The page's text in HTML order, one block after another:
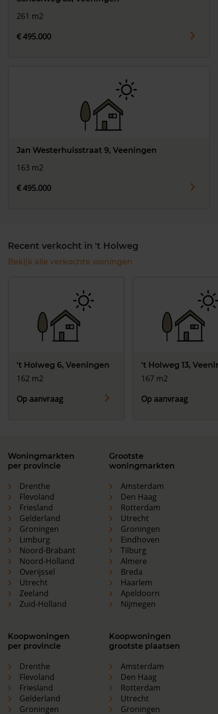
261 m2
€ 495.000
Jan Westerhuisstraat 9, Veeningen
163 m2
€ 495.000
Recent verkocht in 't Holweg
Bekijk alle verkochte woningen
't Holweg 6, Veeningen
162 m2
Op aanvraag
't Holweg 13,
167 m2
Op aanvraag
Woningmarkten
per provincie
Drenthe
Flevoland
Friesland
Gelderland
Groningen
Limburg
Noord-Brabant
Noord-Holland
Overijssel
Utrecht
Zeeland
Zuid-Holland
Grootste
woningmarkten
Amsterdam
Den Haag
Rotterdam
Utrecht
Groningen
Eindhoven
Tilburg
Almere
Breda
Haarlem
Apeldoorn
Nijmegen
Koopwoningen
per provincie
Drenthe
Flevoland
Friesland
Gelderland
Groningen
Koopwoningen
grootste plaatsen
Amsterdam
Den Haag
Rotterdam
Utrecht
Groningen